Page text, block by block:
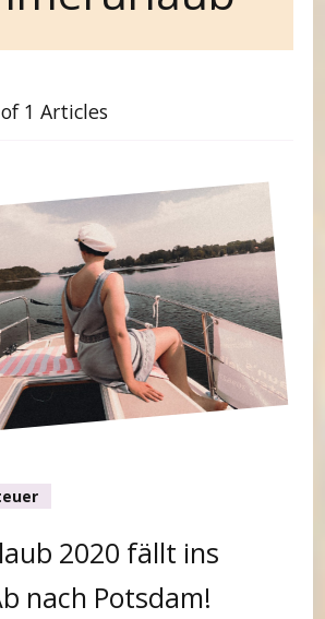
1 Articles
2020 fällt ins
nach Potsdam!